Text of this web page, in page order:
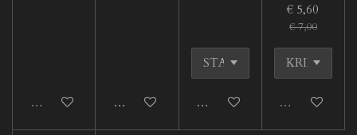
Uitverkocht In winkelwagen In winkelwagen
€ 5,60
€ 7,00
Uitverkocht